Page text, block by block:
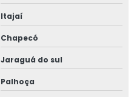
Itajaí
Chapecó
Jaraguá do sul
Palhoça